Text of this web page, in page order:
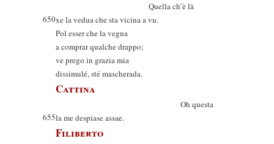
Quella ch’è là
650xe la vedua che sta vicina a vu.
Pol esser che la vegna
a comprar qualche drappo;
ve prego in grazia mia
dissimulé, sté mascherada.
Cattina
Oh questa
655la me despiase assae.
Filiberto